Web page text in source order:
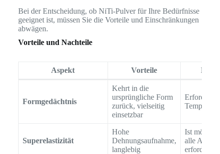
Bei der Entscheidung, ob NiTi-Pulver für Ihre Bedürfnisse
geeignet ist, müssen Sie die Vorteile und Einschränkungen
abwägen.
Vorteile und Nachteile
Aspekt Vorteile
Formgedächtnis
Kehrt in die
ursprüngliche Form
zurück, vielseitig
einsetzbar
Erfordert
Superelastizität
Hohe
Dehnungsaufnahme,
langlebig
Ist
alle
erforderlich